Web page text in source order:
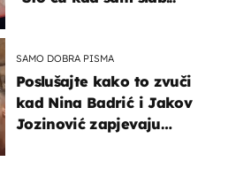
SAMO DOBRA PISMA
Poslušajte kako to zvuči
kad Nina Badrić i Jakov
Jozinović zapjevaju